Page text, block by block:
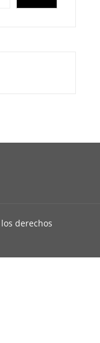
derechos